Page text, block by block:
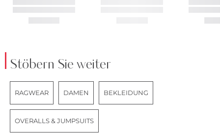
Stöbern Sie weiter
RAGWEAR DAMEN BEKLEIDUNG
OVERALLS & JUMPSUITS